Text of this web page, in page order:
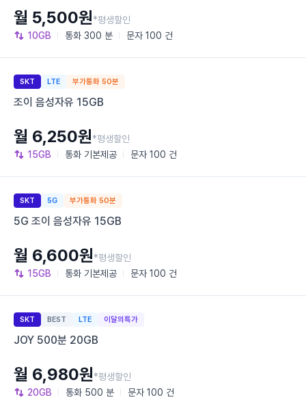
10GB 통화 300 분 문자 100 건
월 5,500원*평생할인
SKT LTE 부가통화 50분
조이 음성자유 15GB
15GB 통화 기본제공 문자 100 건
월 6,250원*평생할인
SKT 5G 부가통화 50분
5G 조이 음성자유 15GB
15GB 통화 기본제공 문자 100 건
월 6,600원*평생할인
SKT BEST LTE 이달의특가
JOY 500분 20GB
20GB 통화 500 분 문자 100 건
월 6,980원*평생할인